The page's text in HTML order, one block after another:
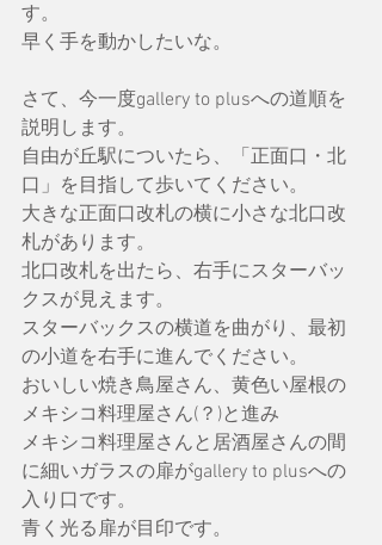
す。
早く手を動かしたいな。
さて、今一度gallery to plusへの道順を
説明します。
自由が丘駅についたら、「正面口・北
口」を目指して歩いてください。
大きな正面口改札の横に小さな北口改
札があります。
北口改札を出たら、右手にスターバッ
クスが見えます。
スターバックスの横道を曲がり、最初
の小道を右手に進んでください。
おいしい焼き鳥屋さん、黄色い屋根の
メキシコ料理屋さん(？)と進み
メキシコ料理屋さんと居酒屋さんの間
に細いガラスの扉がgallery to plusへの
入り口です。
青く光る扉が目印です。